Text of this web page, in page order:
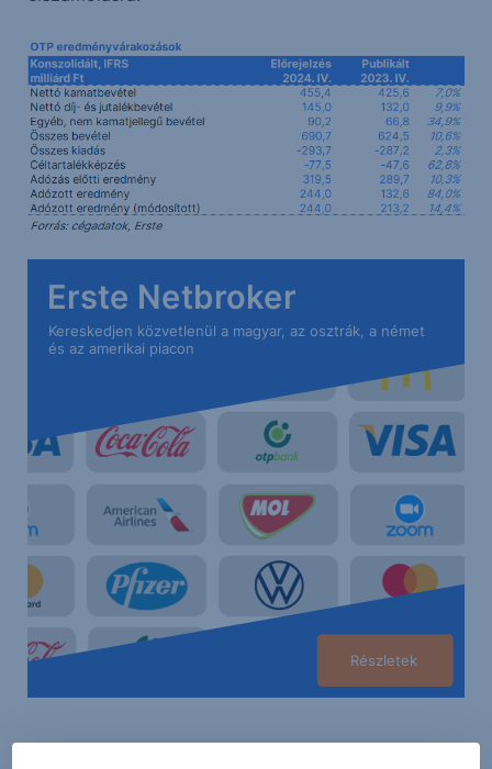
Erste Netbroker
Kereskedjen közvetlenül a magyar, az osztrák, a német
és az amerikai piacon
Részletek